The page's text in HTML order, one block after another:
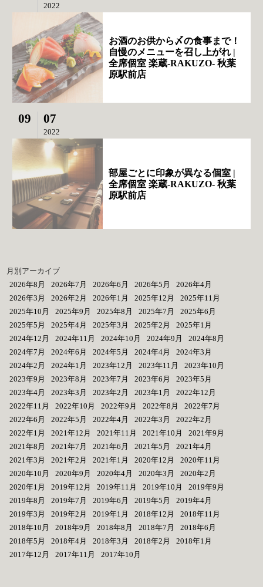
2022
お酒のお供から〆の食事まで！
自慢のメニューを召し上がれ |
全席個室 楽蔵‐RAKUZO‐ 秋葉
原駅前店
09 07
2022
部屋ごとに印象が異なる個室 |
全席個室 楽蔵‐RAKUZO‐ 秋葉
原駅前店
月別アーカイブ
2026年8月
2026年7月 2026年6月 2026年5月
2026年4月
2026年3月
2026年2月 2026年1月 2025年12月
2025年11月
2025年10月
2025年9月 2025年8月 2025年7月
2025年6月
2025年5月
2025年4月 2025年3月 2025年2月
2025年1月
2024年12月
2024年11月 2024年10月 2024年9月
2024年8月
2024年7月
2024年6月 2024年5月 2024年4月
2024年3月
2024年2月
2024年1月 2023年12月 2023年11月
2023年10月
2023年9月
2023年8月 2023年7月 2023年6月
2023年5月
2023年4月
2023年3月 2023年2月 2023年1月
2022年12月
2022年11月
2022年10月 2022年9月 2022年8月
2022年7月
2022年6月
2022年5月 2022年4月 2022年3月
2022年2月
2022年1月
2021年12月 2021年11月 2021年10月
2021年9月
2021年8月
2021年7月 2021年6月 2021年5月
2021年4月
2021年3月
2021年2月 2021年1月 2020年12月
2020年11月
2020年10月
2020年9月 2020年4月 2020年3月
2020年2月
2020年1月
2019年12月 2019年11月 2019年10月
2019年9月
2019年8月
2019年7月 2019年6月 2019年5月
2019年4月
2019年3月
2019年2月 2019年1月 2018年12月
2018年11月
2018年10月
2018年9月 2018年8月 2018年7月
2018年6月
2018年5月
2018年4月 2018年3月 2018年2月
2018年1月
2017年12月
2017年11月 2017年10月